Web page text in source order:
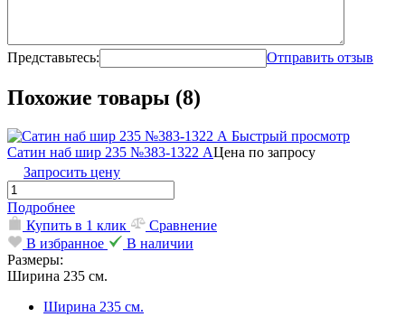
Представьтесь: Отправить отзыв
Похожие товары (8)
Быстрый просмотр
Сатин наб шир 235 №383-1322 АЦена по запросу
Запросить цену
Подробнее
Купить в 1 клик
Сравнение
В избранное
В наличии
Размеры:
Ширина 235 см.
Ширина 235 см.